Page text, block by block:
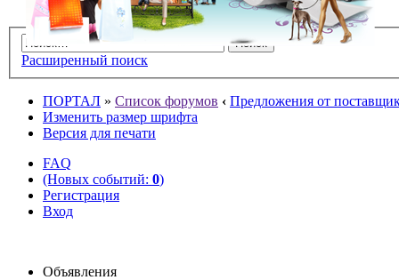
Расширенный поиск
ПОРТАЛ » Список форумов ‹ Предложения от
Изменить размер шрифта
Версия для печати
FAQ
(Новых событий: 0)
Регистрация
Вход
Объявления